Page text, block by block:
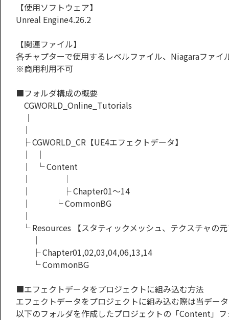
【使用ソフトウェア】
Unreal Engine4.26.2
【関連ファイル】
各チャプターで使用するレベルファイル、Niagaraファ
※商用利用不可
■フォルダ構成の概要
CGWORLD_Online_Tutorials
│
│
├ CGWORLD_CR【UE4エフェクトデータ】
│ │
│ └ Content
│ │
│ ├ Chapter01～14
│ └ CommonBG
│
└ Resources 【スタティックメッシュ、テクスチャの
│
├ Chapter01,02,03,04,06,13,14
└ CommonBG
■エフェクトデータをプロジェクトに組み込む方法
エフェクトデータをプロジェクトに組み込む際は当デー
以下のフォルダを作成したプロジェクトの「Content」